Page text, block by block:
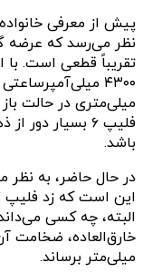
تقریباً قطعی است. با
فلیپ ۶ بسیار
باشد.
در حال حاضر، به
البته، چه کسی
میلی‌متر برساند.